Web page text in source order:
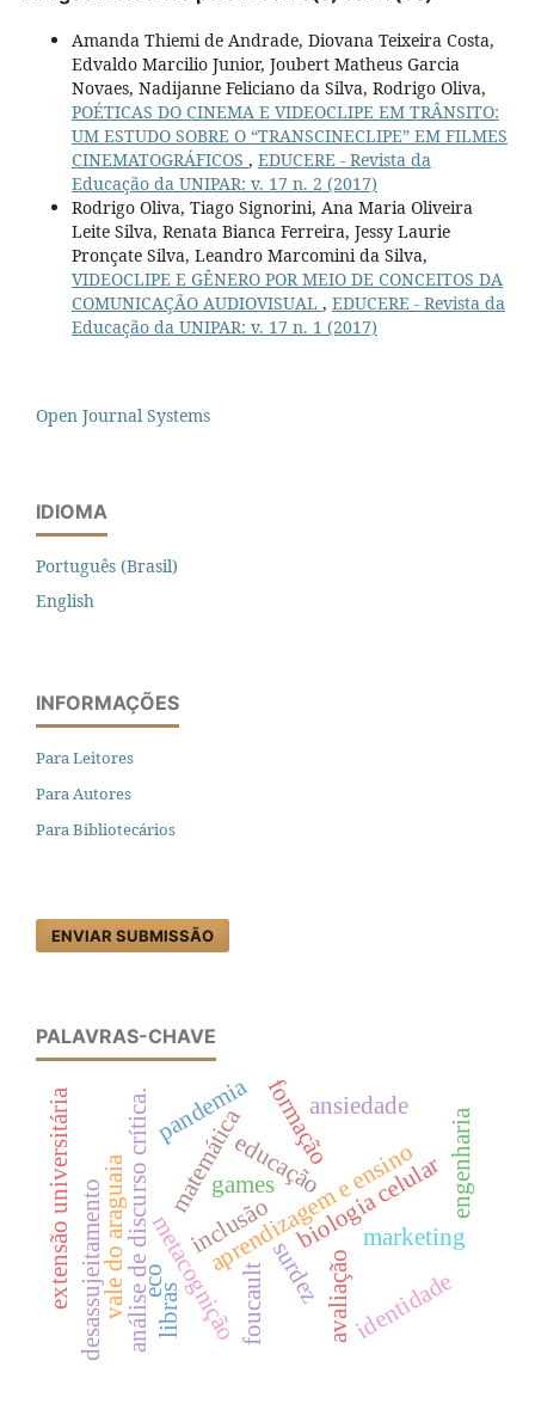
Amanda Thiemi de Andrade, Diovana Teixeira Costa,
Edvaldo Marcilio Junior, Joubert Matheus Garcia
Novaes, Nadijanne Feliciano da Silva, Rodrigo Oliva,
POÉTICAS DO CINEMA E VIDEOCLIPE EM TRÂNSITO:
UM ESTUDO SOBRE O “TRANSCINECLIPE” EM FILMES
CINEMATOGRÁFICOS , EDUCERE - Revista da
Educação da UNIPAR: v. 17 n. 2 (2017)
Rodrigo Oliva, Tiago Signorini, Ana Maria Oliveira
Leite Silva, Renata Bianca Ferreira, Jessy Laurie
Pronçate Silva, Leandro Marcomini da Silva,
VIDEOCLIPE E GÊNERO POR MEIO DE CONCEITOS DA
COMUNICAÇÃO AUDIOVISUAL , EDUCERE - Revista da
Educação da UNIPAR: v. 17 n. 1 (2017)
Open Journal Systems
IDIOMA
Português (Brasil)
English
INFORMAÇÕES
Para Leitores
Para Autores
Para Bibliotecários
ENVIAR SUBMISSÃO
PALAVRAS-CHAVE
avaliação
biologia celular
aprendizagem e ensino
educação
análise de discurso crítica.metacognição
matemáticagames
marketing
eco
formação
vale do araguaia
ansiedade
inclusão
surdez
libras
pandemia
foucault identidade
desassujeitamento
engenharia
extensão universitária